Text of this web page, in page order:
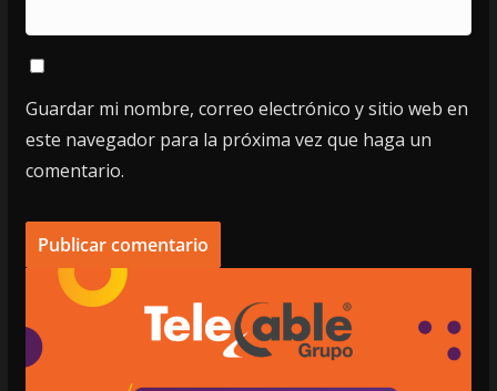
Guardar mi nombre, correo electrónico y sitio web en
este navegador para la próxima vez que haga un
comentario.